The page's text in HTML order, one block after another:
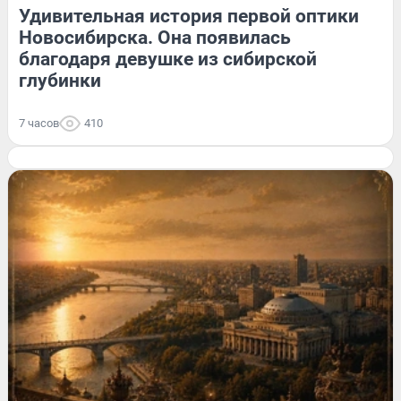
Удивительная история первой оптики
Новосибирска. Она появилась
благодаря девушке из сибирской
глубинки
7 часов 410